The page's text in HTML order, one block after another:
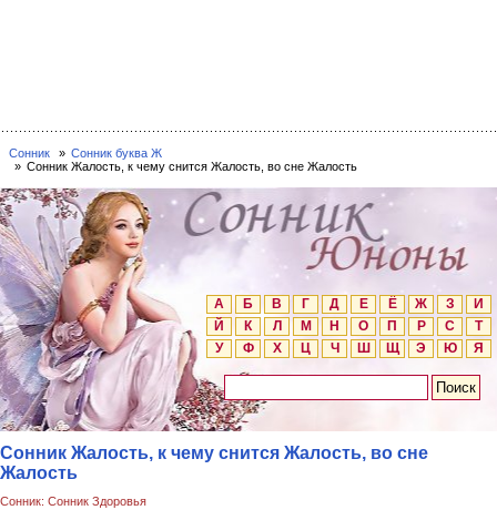
Сонник
Сонник буква Ж
Сонник Жалость, к чему снится Жалость, во сне Жалость
А Б В Г Д Е Ё Ж З
И
Й
К Л М Н О П Р С
Т
У
Ф Х Ц Ч Ш Щ Э Ю Я
Сонник Жалость, к чему снится Жалость, во сне
Жалость
Сонник: Сонник Здоровья